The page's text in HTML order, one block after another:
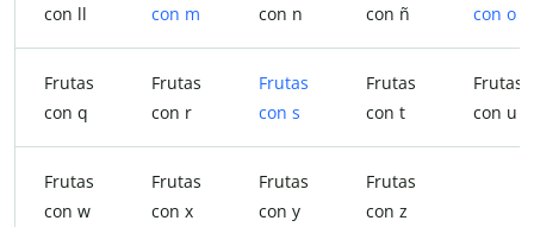
con ll
con m
con n
con ñ
con o
Frutas
con q
Frutas
con r
Frutas
con s
Frutas
con t
Frutas
con u
Frutas
con w
Frutas
con x
Frutas
con y
Frutas
con z